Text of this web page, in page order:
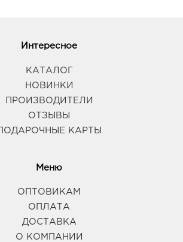
Интересное
КАТАЛОГ
НОВИНКИ
ПРОИЗВОДИТЕЛИ
ОТЗЫВЫ
ПОДАРОЧНЫЕ КАРТЫ
Меню
ОПТОВИКАМ
ОПЛАТА
ДОСТАВКА
О КОМПАНИИ